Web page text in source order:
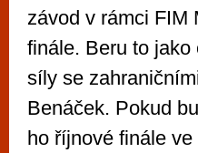
závod v rámci FIM
finále. Beru to
síly se
Benáček. Pokud
ho říjnové finále ve